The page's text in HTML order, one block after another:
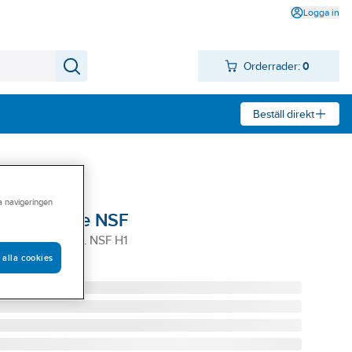
Logga in
Orderrader: 0
Beställ direkt
Silicone NSF
500ML NSF H1
navigeringen
alla cookies